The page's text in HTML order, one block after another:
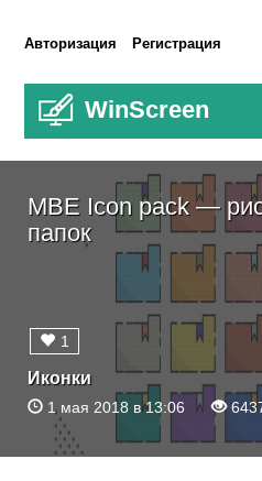
Авторизация Регистрация
WinScreen
MBE Icon pack —
папок
Иконки
1 мая 2018 в 13:06
1